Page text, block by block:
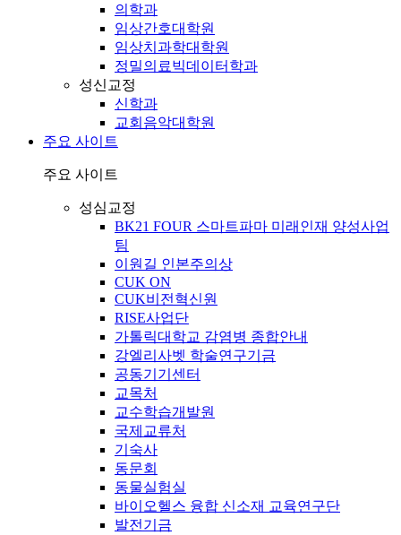
의학과
임상간호대학원
임상치과학대학원
정밀의료빅데이터학과
성신교정
신학과
교회음악대학원
주요 사이트
주요 사이트
성심교정
BK21 FOUR 스마트파마 미래인재 양성사업
팀
이원길 인본주의상
CUK ON
CUK비전혁신원
RISE사업단
가톨릭대학교 감염병 종합안내
강엘리사벳 학술연구기금
공동기기센터
교목처
교수학습개발원
국제교류처
기숙사
동문회
동물실험실
바이오헬스 융합 신소재 교육연구단
발전기금